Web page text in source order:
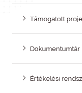
Támogatott
Dokumentumtár
Értékelési